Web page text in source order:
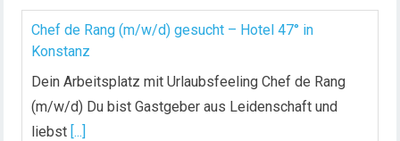
Chef de Rang (m/w/d) gesucht – Hotel 47° in
Konstanz
Dein Arbeitsplatz mit Urlaubsfeeling Chef de Rang
(m/w/d) Du bist Gastgeber aus Leidenschaft und
liebst [...]